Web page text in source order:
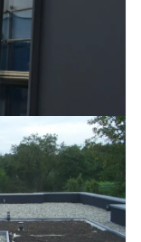
plusieurs
sans passer
à sa disposition
disposition à tout
initiée par
du Groupe Guy
depuis 1982.
c'est notre